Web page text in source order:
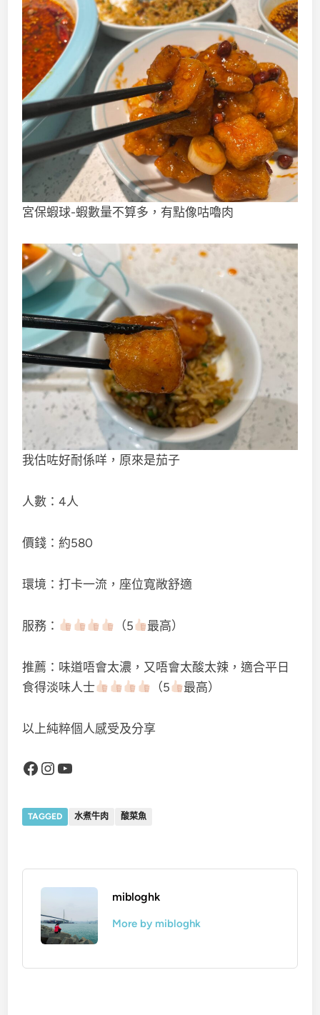
宮保蝦球-蝦數量不算多，有點像咕嚕肉
我估咗好耐係咩，原來是茄子
人數：4人
價錢：約580
環境：打卡一流，座位寬敞舒適
服務： （5 最高）
推薦：味道唔會太濃，又唔會太酸太辣，適合平日
食得淡味人士
（5 最高）
以上純粹個人感受及分享
Facebook
Instagram
YouTube
TAGGED 水煮牛肉 酸菜魚
mibloghk
More by mibloghk